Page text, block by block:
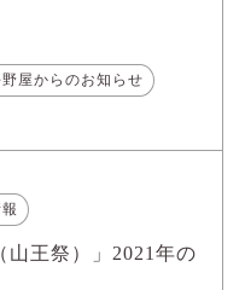
屋からのお知らせ
山王祭）」2021年の